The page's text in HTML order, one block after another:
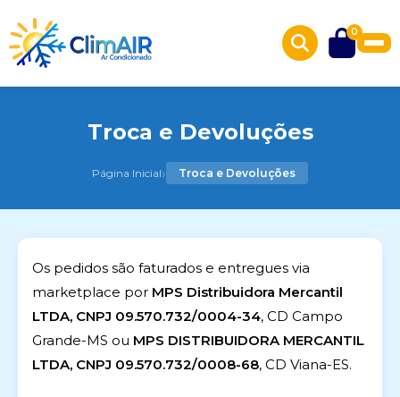
0
Troca e Devoluções
Página Inicial› Troca e Devoluções
Os pedidos são faturados e entregues via
marketplace por MPS Distribuidora Mercantil
LTDA, CNPJ 09.570.732/0004-34, CD Campo
Grande-MS ou MPS DISTRIBUIDORA MERCANTIL
LTDA, CNPJ 09.570.732/0008-68, CD Viana-ES.